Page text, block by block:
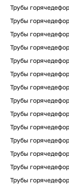
Трубы
Трубы
Трубы
Трубы
Трубы
Трубы
Трубы
Трубы
Трубы
Трубы
Трубы
Трубы
Трубы
Трубы